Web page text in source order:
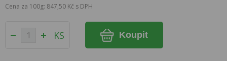
Cena za 100g: 847,50 Kč s DPH
KS Koupit